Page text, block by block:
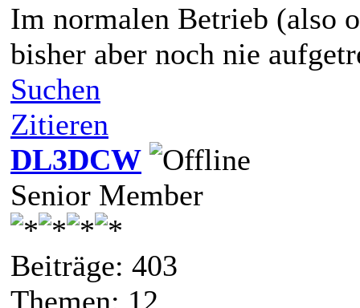
Im normalen Betrieb (also
bisher aber noch nie
Suchen
Zitieren
DL3DCW
Senior Member
Beiträge: 403
Themen: 12